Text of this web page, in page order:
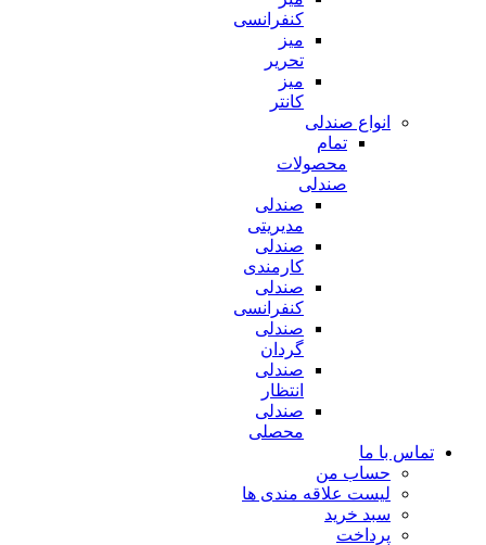
کنفرانسی
میز
تحریر
میز
کانتر
انواع صندلی
تمام
محصولات
صندلی
صندلی
مدیریتی
صندلی
کارمندی
صندلی
کنفرانسی
صندلی
گردان
صندلی
انتظار
صندلی
محصلی
تماس با ما
حساب من
لیست علاقه مندی ها
سبد خرید
پرداخت